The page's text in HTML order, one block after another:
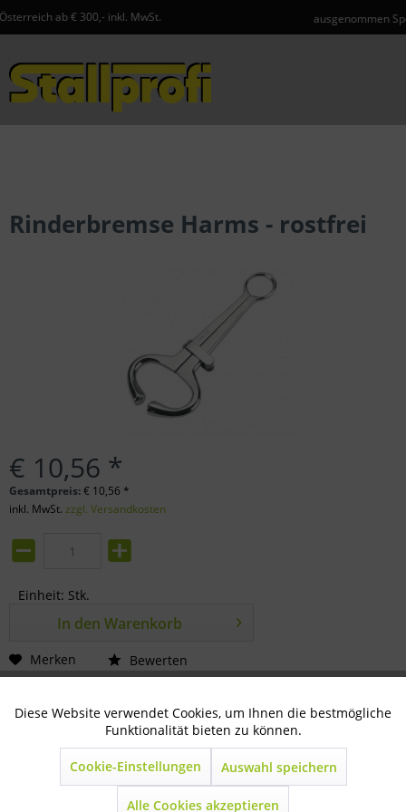
inkl. MwSt. ausgenommen Speditionsartikel
Rinderbremse Harms - rostfrei
€ 10,56 *
Gesamtpreis:€ 10,56 *
inkl. MwSt. zzgl. Versandkosten
Einheit: Stk.
In den Warenkorb
Merken Bewerten
Beschreibung
mit Schieber - ca. 19cm lang mit Schieber aus...mehr
Technisch notwendig Aktiv
Marketing Inaktiv
Diese Website verwendet Cookies, um Ihnen die bestmögliche
Funktionalität bieten zu können.
Cookie-Einstellungen Auswahl speichern
Alle Cookies akzeptieren